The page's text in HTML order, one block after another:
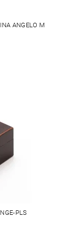
ANGELO M
PLS